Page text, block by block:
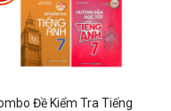
Đề Kiểm Tra Tiếng